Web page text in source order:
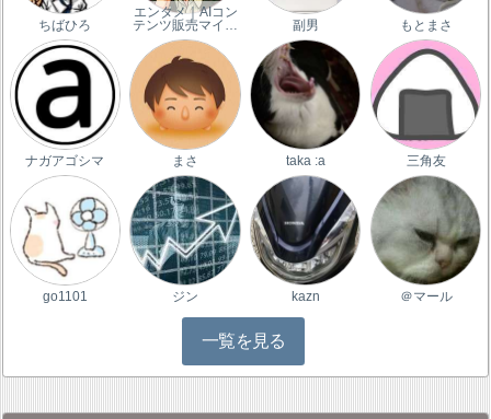
ちばひろ
エンタメ｜AIコン
テンツ販売マイ…
副男 もとまさ
ナガアゴシマ まさ taka :a 三角友
go1101 ジン kazn ＠マール
一覧を見る